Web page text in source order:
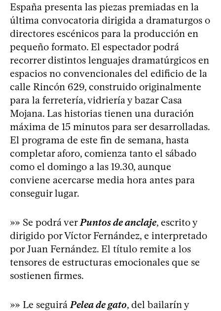
España presenta las piezas premiadas en la
última convocatoria dirigida a dramaturgos o
directores escénicos para la producción en
pequeño formato. El espectador podrá
recorrer distintos lenguajes dramatúrgicos en
espacios no convencionales del edificio de la
calle Rincón 629, construido originalmente
para la ferretería, vidriería y bazar Casa
Mojana. Las historias tienen una duración
máxima de 15 minutos para ser desarrolladas.
El programa de este fin de semana, hasta
completar aforo, comienza tanto el sábado
como el domingo a las 19.30, aunque
conviene acercarse media hora antes para
conseguir lugar.
»» Se podrá ver Puntos de anclaje, escrito y
dirigido por Víctor Fernández, e interpretado
por Juan Fernández. El título remite a los
tensores de estructuras emocionales que se
sostienen firmes.
»» Le seguirá Pelea de gato, del bailarín y